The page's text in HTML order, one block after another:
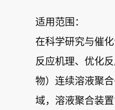
适用范围：
在科学研究与催
反应机理、优化
物）连续溶液聚
域，溶液聚合装